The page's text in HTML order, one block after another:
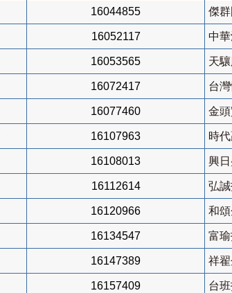
16044855 傑
16052117 中
16053565 天
16072417 台
16077460 金
16107963 時
16108013 興
16112614 弘
16120966 和
16134547 富
16147389 祥
16157409 台